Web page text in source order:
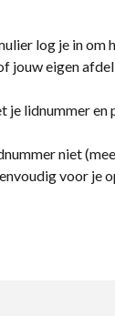
log je in om
jouw eigen
je lidnummer en
niet
voor je